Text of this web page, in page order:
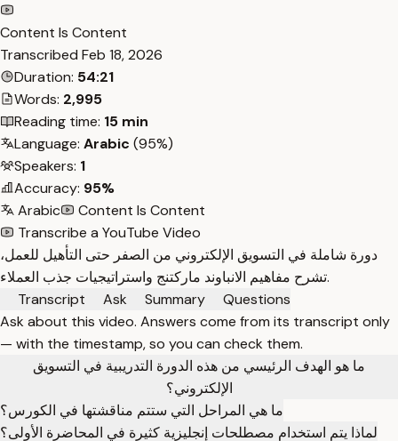
Content Is Content
Transcribed Feb 18, 2026
Duration: 54:21
Words: 2,995
Reading time: 15 min
Language: Arabic (95%)
Speakers: 1
Accuracy: 95%
Arabic
Content Is Content
Transcribe a YouTube Video
دورة شاملة في التسويق الإلكتروني من الصفر حتى التأهيل للعمل،
تشرح مفاهيم الانباوند ماركتنج واستراتيجيات جذب العملاء.
Transcript
Ask Summary
Questions
Ask about this video. Answers come from its transcript only
— with the timestamp, so you can check them.
ما هو الهدف الرئيسي من هذه الدورة التدريبية في التسويق
الإلكتروني؟
ما هي المراحل التي ستتم مناقشتها في الكورس؟
لماذا يتم استخدام مصطلحات إنجليزية كثيرة في المحاضرة الأولى؟